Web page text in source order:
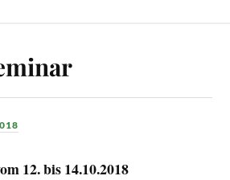
12. bis 14.10.2018